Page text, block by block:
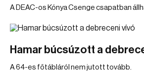
A DEAC-os Kónya Csenge csapatban
Hamar búcsúzott a
A 64-es főtábláról nem jutott tovább.